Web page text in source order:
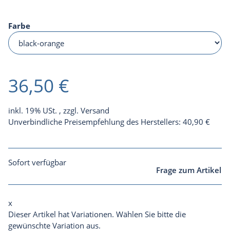
Farbe
36,50 €
inkl. 19% USt. , zzgl. Versand
Unverbindliche Preisempfehlung des Herstellers: 40,90 €
Sofort verfügbar
Frage zum Artikel
x
Dieser Artikel hat Variationen. Wählen Sie bitte die
gewünschte Variation aus.